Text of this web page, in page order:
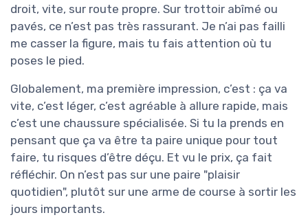
droit, vite, sur route propre. Sur trottoir abîmé ou
pavés, ce n’est pas très rassurant. Je n’ai pas failli
me casser la figure, mais tu fais attention où tu
poses le pied.
Globalement, ma première impression, c’est : ça va
vite, c’est léger, c’est agréable à allure rapide, mais
c’est une chaussure spécialisée. Si tu la prends en
pensant que ça va être ta paire unique pour tout
faire, tu risques d’être déçu. Et vu le prix, ça fait
réfléchir. On n’est pas sur une paire "plaisir
quotidien", plutôt sur une arme de course à sortir les
jours importants.